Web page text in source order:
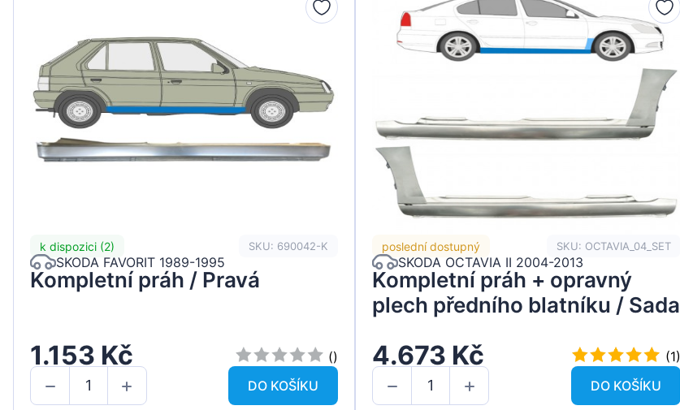
k dispozici (2) SKU: 690042-K
SKODA FAVORIT 1989-1995
Kompletní práh / Pravá
1.153 Kč
()
DO KOŠÍKU
poslední dostupný SKU: OCTAVIA_04_SET
SKODA OCTAVIA II 2004-2013
Kompletní práh + opravný
plech předního blatníku / Sada
4.673 Kč
(1)
DO KOŠÍKU